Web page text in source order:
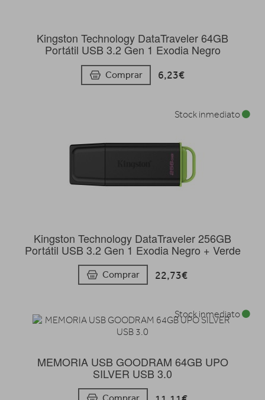
Kingston Technology DataTraveler 64GB
Portátil USB 3.2 Gen 1 Exodia Negro
Comprar 6,23€
Kingston Technology DataTraveler 256GB
Portátil USB 3.2 Gen 1 Exodia Negro + Verde
Comprar 22,73€
Stock inmediato
MEMORIA USB GOODRAM 64GB UPO
SILVER USB 3.0
Stock inmediato